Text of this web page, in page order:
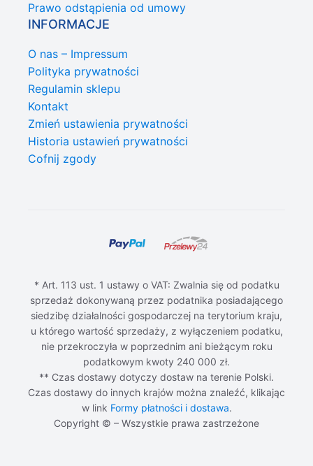
Prawo odstąpienia od umowy
INFORMACJE
O nas – Impressum
Polityka prywatności
Regulamin sklepu
Kontakt
Zmień ustawienia prywatności
Historia ustawień prywatności
Cofnij zgody
* Art. 113 ust. 1 ustawy o VAT: Zwalnia się od podatku
sprzedaż dokonywaną przez podatnika posiadającego
siedzibę działalności gospodarczej na terytorium kraju,
u którego wartość sprzedaży, z wyłączeniem podatku,
nie przekroczyła w poprzednim ani bieżącym roku
podatkowym kwoty 240 000 zł.
** Czas dostawy dotyczy dostaw na terenie Polski.
Czas dostawy do innych krajów można znaleźć, klikając
w link Formy płatności i dostawa.
Copyright © – Wszystkie prawa zastrzeżone